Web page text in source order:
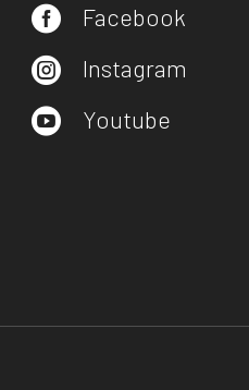
 Facebook
 Instagram
 Youtube